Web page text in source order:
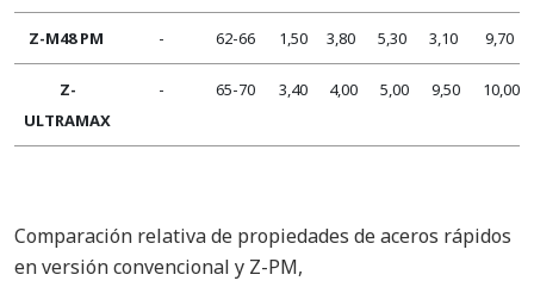
Z-M48 PM - 62-66 1,50 3,80 5,30 3,10 9,70
Z-
ULTRAMAX
- 65-70 3,40 4,00 5,00 9,50 10,00
Comparación relativa de propiedades de aceros rápidos
en versión convencional y Z-PM,